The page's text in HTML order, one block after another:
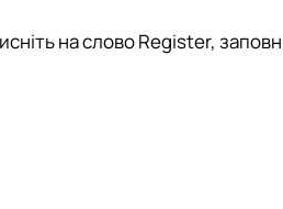
на слово Register,